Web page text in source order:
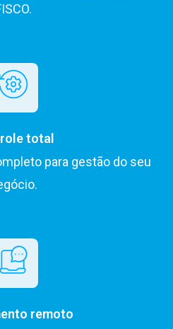
total
para gestão do seu
remoto